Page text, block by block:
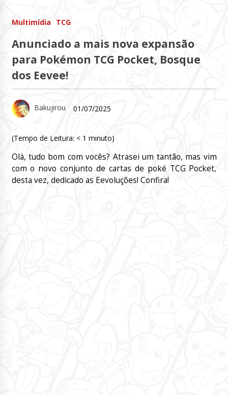
Multimídia TCG
Anunciado a mais nova expansão
para Pokémon TCG Pocket, Bosque
dos Eevee!
Bakujirou 01/07/2025
(Tempo de Leitura: < 1 minuto)
Olá, tudo bom com vocês? Atrasei um tantão, mas vim
com o novo conjunto de cartas de poké TCG Pocket,
desta vez, dedicado as Eevoluções! Confira!